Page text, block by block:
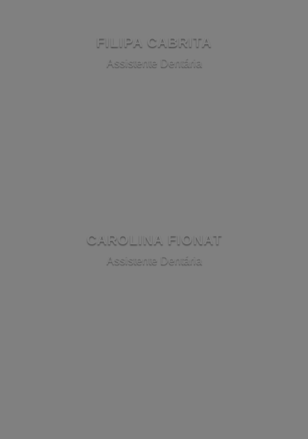
FILIPA CABRITA
​Assistente Dentária
CAROLINA FIONAT
Assistente Dentária